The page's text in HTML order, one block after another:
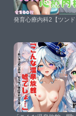
発育心療内科2【ツンド